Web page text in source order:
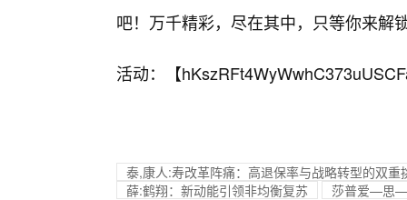
吧！万千精彩，尽在其中，只等你来解
活动：【
泰,康人:寿改革阵痛：高退保率与战略转型的双
薛:鹤翔：新动能引领非均衡复苏
莎普爱—思—